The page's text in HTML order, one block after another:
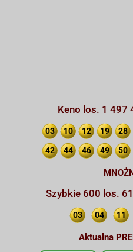
Keno los. 1 497
03 10 12 19 28
42 44 46 49 50
Szybkie 600 los.
03 04 11
Aktualna